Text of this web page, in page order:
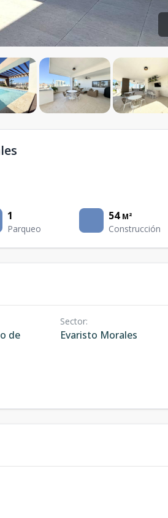
1
Parqueo
54 M²
Construcción
de
Sector:
Evaristo Morales